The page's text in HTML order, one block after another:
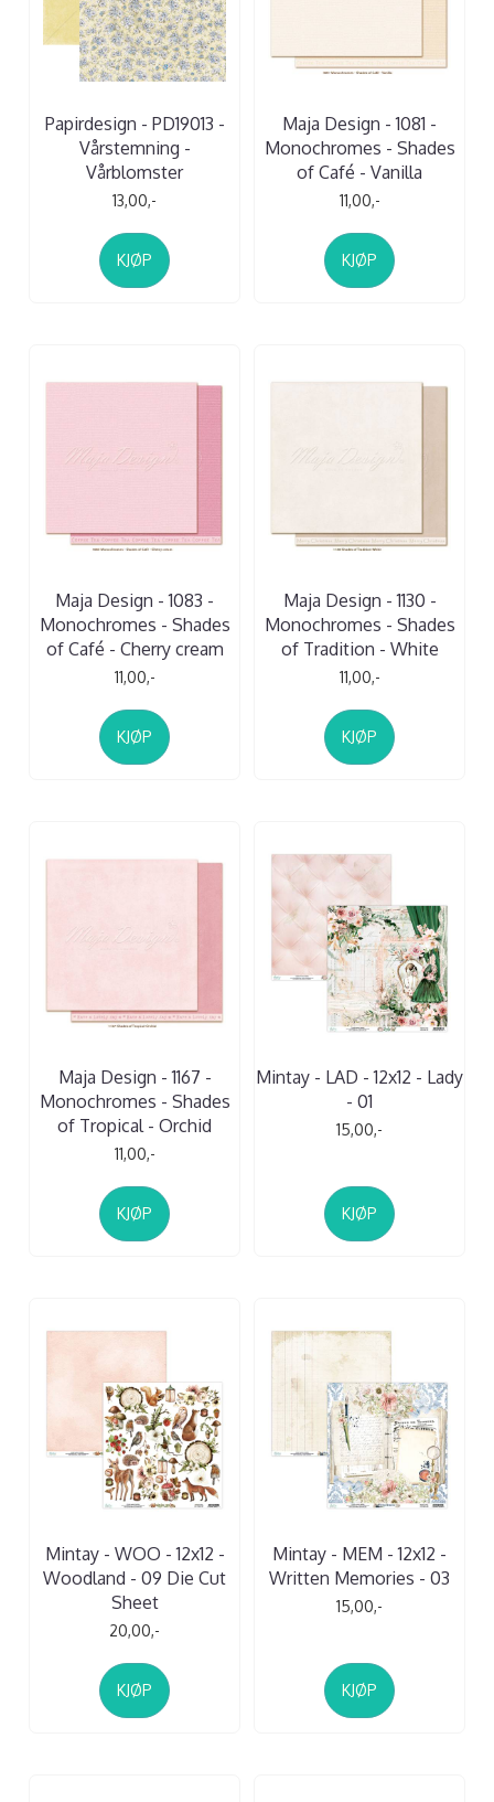
Papirdesign - PD19013 -
Vårstemning -
Vårblomster
13,00,-
KJØP
Maja Design - 1081 -
Monochromes - Shades
of Café - Vanilla
11,00,-
KJØP
Maja Design - 1083 -
Monochromes - Shades
of Café - Cherry cream
11,00,-
KJØP
Maja Design - 1130 -
Monochromes - Shades
of Tradition - White
11,00,-
KJØP
Maja Design - 1167 -
Monochromes - Shades
of Tropical - Orchid
11,00,-
KJØP
Mintay - LAD - 12x12 - Lady
- 01
15,00,-
KJØP
Mintay - WOO - 12x12 -
Woodland - 09 Die Cut
Sheet
20,00,-
KJØP
Mintay - MEM - 12x12 -
Written Memories - 03
15,00,-
KJØP